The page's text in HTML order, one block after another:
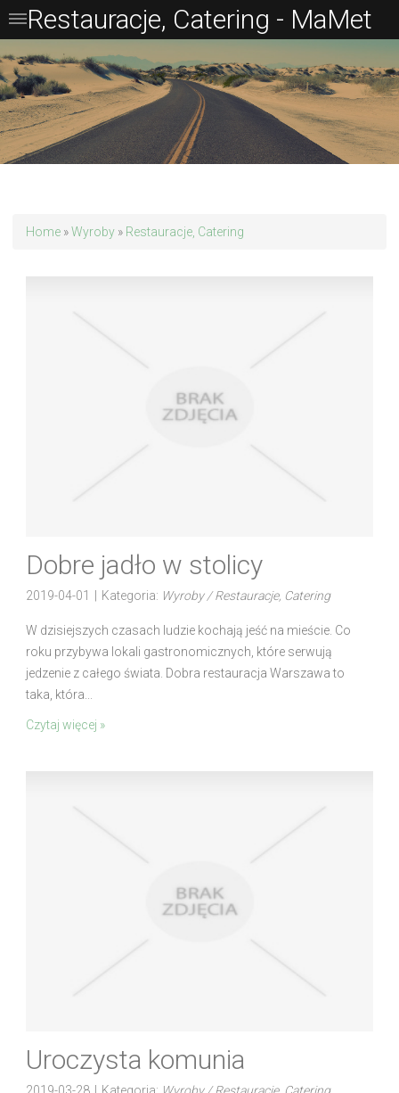
Home »Wyroby » Restauracje, Catering
Dobre jadło w stolicy
2019-04-01 Kategoria: Wyroby / Restauracje, Catering
W dzisiejszych czasach ludzie kochają jeść na mieście. Co
roku przybywa lokali gastronomicznych, które serwują
jedzenie z całego świata. Dobra restauracja Warszawa to
taka, która...
Czytaj więcej »
Uroczysta komunia
Restauracje, Catering - MaMet